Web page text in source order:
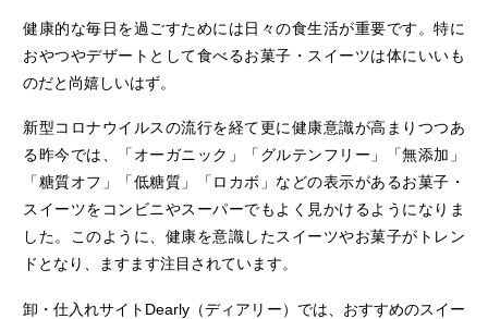
健康的な毎日を過ごすためには日々の食生活が重要です。特に
おやつやデザートとして食べるお菓子・スイーツは体にいいも
のだと尚嬉しいはず。
新型コロナウイルスの流行を経て更に健康意識が高まりつつあ
る昨今では、「オーガニック」「グルテンフリー」「無添加」
「糖質オフ」「低糖質」「ロカボ」などの表示があるお菓子・
スイーツをコンビニやスーパーでもよく見かけるようになりま
した。このように、健康を意識したスイーツやお菓子がトレン
ドとなり、ますます注目されています。
卸・仕入れサイトDearly（ディアリー）では、おすすめのスイー